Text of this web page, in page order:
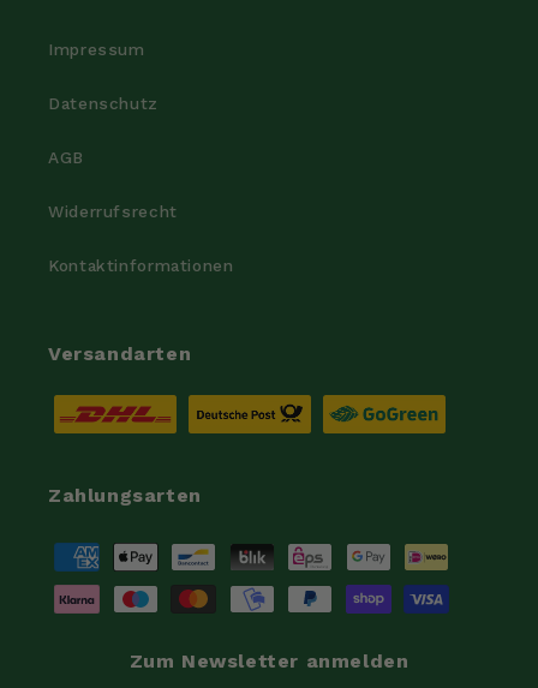
Impressum
Datenschutz
AGB
Widerrufsrecht
Kontaktinformationen
Versandarten
Zahlungsarten
Zahlungsmethoden
Zum Newsletter anmelden